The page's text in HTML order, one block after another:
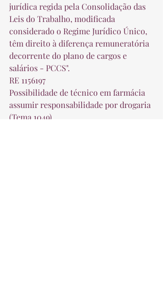
jurídica regida pela Consolidação das
Leis do Trabalho, modificada
considerado o Regime Jurídico Único,
têm direito à diferença remuneratória
decorrente do plano de cargos e
salários - PCCS".
RE 1156197
Possibilidade de técnico em farmácia
assumir responsabilidade por drogaria
(Tema 1049)